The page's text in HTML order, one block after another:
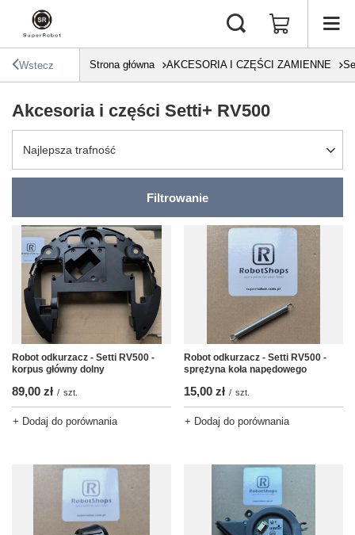
Wstecz Strona główna AKCESORIA I CZĘŚCI ZAMIENNE
Akcesoria i części Setti+ RV500
Zmień sortowanie
Najlepsza trafność
Filtrowanie
Robot odkurzacz - Setti RV500 -
korpus główny dolny
89,00 zł / szt.
+ Dodaj do porównania
Robot odkurzacz - Setti RV500 -
sprężyna koła napędowego
15,00 zł / szt.
+ Dodaj do porównania